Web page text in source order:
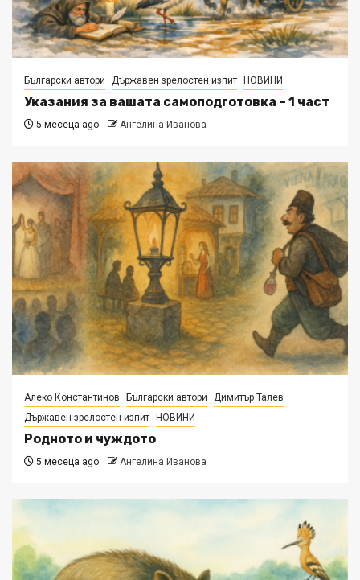
Български автори Държавен зрелостен изпит НОВИНИ
Указания за вашата самоподготовка – 1 част
5 месеца ago Ангелина Иванова
Алеко Константинов Български автори
Димитър Талев
Държавен зрелостен изпит
НОВИНИ
Родното и чуждото
5 месеца ago Ангелина Иванова